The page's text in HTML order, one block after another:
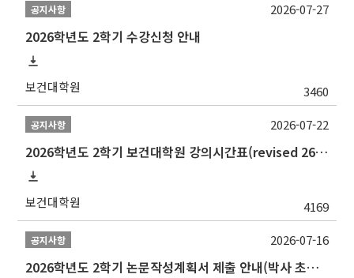
공지사항
2026학년도 2학기 수강신청 안내
보건대학원 3460
2026-07-27
공지사항
2026학년도 2학기 보건대학원 강의시간표(revised 260803)(2026 2nd SEMESTER SNU GSPH TIMETABLE)
보건대학원 4169
2026-07-22
공지사항
2026학년도 2학기 논문작성계획서 제출 안내(박사 초심 일정 포함)_Thesis Proposal
2026-07-16